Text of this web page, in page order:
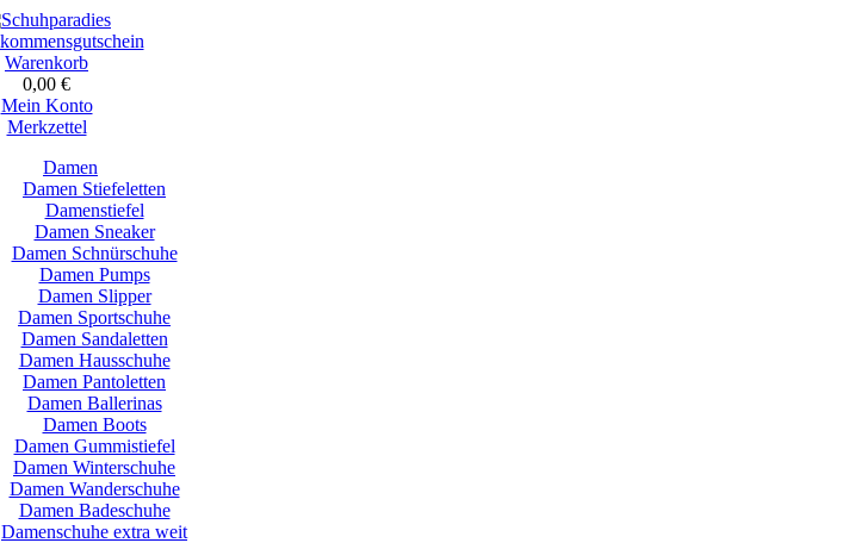
Warenkorb
0,00 €
Mein Konto
Merkzettel
Damen
Damen Stiefeletten
Damenstiefel
Damen Sneaker
Damen Schnürschuhe
Damen Pumps
Damen Slipper
Damen Sportschuhe
Damen Sandaletten
Damen Hausschuhe
Damen Pantoletten
Damen Ballerinas
Damen Boots
Damen Gummistiefel
Damen Winterschuhe
Damen Wanderschuhe
Damen Badeschuhe
Damenschuhe extra weit